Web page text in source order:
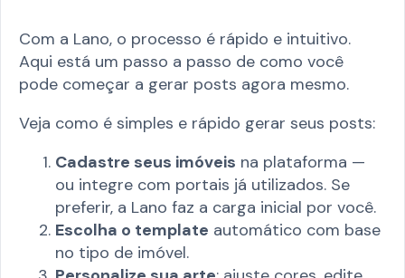
Com a Lano, o processo é rápido e intuitivo.
Aqui está um passo a passo de como você
pode começar a gerar posts agora mesmo.
Veja como é simples e rápido gerar seus posts:
Cadastre seus imóveis na plataforma —
ou integre com portais já utilizados. Se
preferir, a Lano faz a carga inicial por você.
Escolha o template automático com base
no tipo de imóvel.